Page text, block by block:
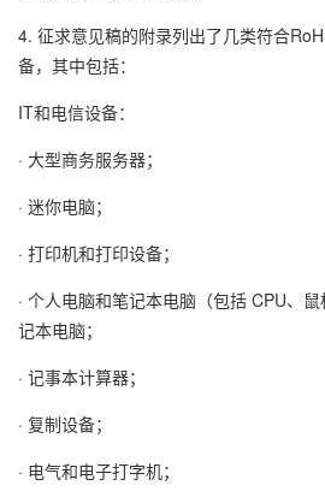
4. 征求意见稿的附录列出了几类符合
备，其中包括：
IT和电信设备：
· 大型商务服务器；
· 迷你电脑；
· 打印机和打印设备；
· 个人电脑和笔记本电脑（包括 CPU、
记本电脑；
· 记事本计算器；
· 复制设备；
· 电气和电子打字机；